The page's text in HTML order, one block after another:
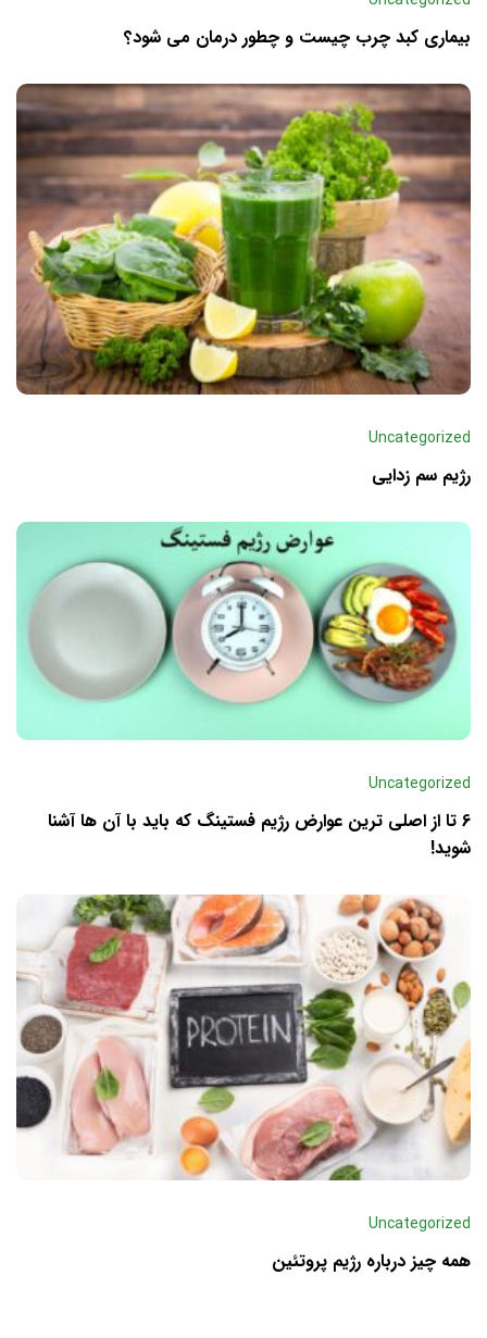
بیماری کبد چرب چیست و چطور درمان می‌ شود؟
Uncategorized
رژیم سم زدایی
Uncategorized
6 تا از اصلی ترین عوارض رژیم فستینگ که باید با آن ها آشنا
شوید!
Uncategorized
همه چیز درباره رژیم پروتئین